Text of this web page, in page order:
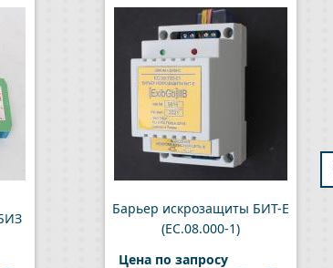
Барьер искрозащиты БИТ-Е
(ЕС.08.000-1)
Цена по запросу